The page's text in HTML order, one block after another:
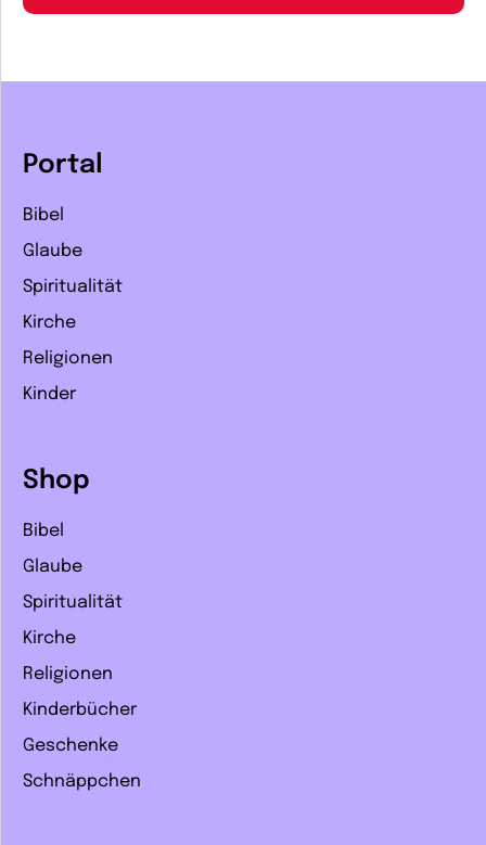
Portal
Bibel
Glaube
Spiritualität
Kirche
Religionen
Kinder
Shop
Bibel
Glaube
Spiritualität
Kirche
Religionen
Kinderbücher
Geschenke
Schnäppchen